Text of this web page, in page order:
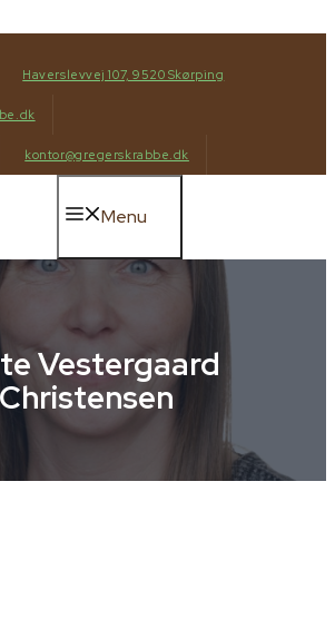
Haverslevvej 107, 9520 Skørping
kontor@gregerskrabbe.dk
Menu
Vestergaard
Christensen